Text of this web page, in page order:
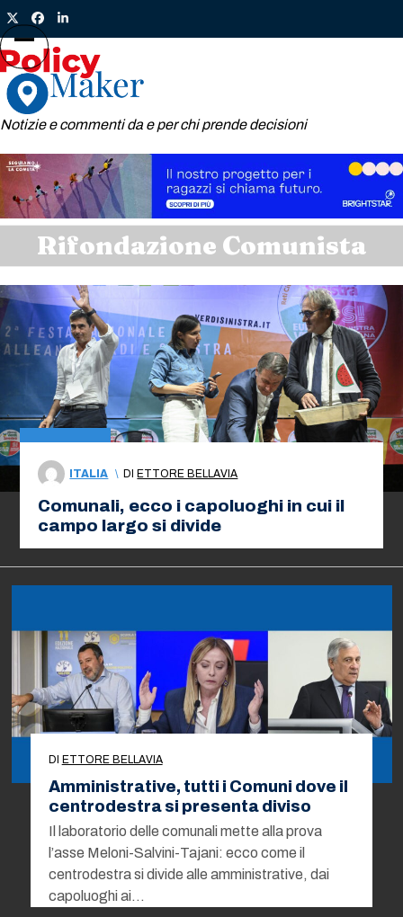
Skip
to
content
TwitterFacebook
LinkedIn
Notizie e commenti da e per chi prende decisioni
Open
mobile
menu
Close
mobile
menu
Rifondazione Comunista
ITALIA \ DI ETTORE BELLAVIA
Comunali, ecco i capoluoghi in cui il
campo largo si divide
DI ETTORE BELLAVIA
Amministrative, tutti i Comuni dove il
centrodestra si presenta diviso
Il laboratorio delle comunali mette alla prova
l’asse Meloni-Salvini-Tajani: ecco come il
centrodestra si divide alle amministrative, dai
capoluoghi ai…